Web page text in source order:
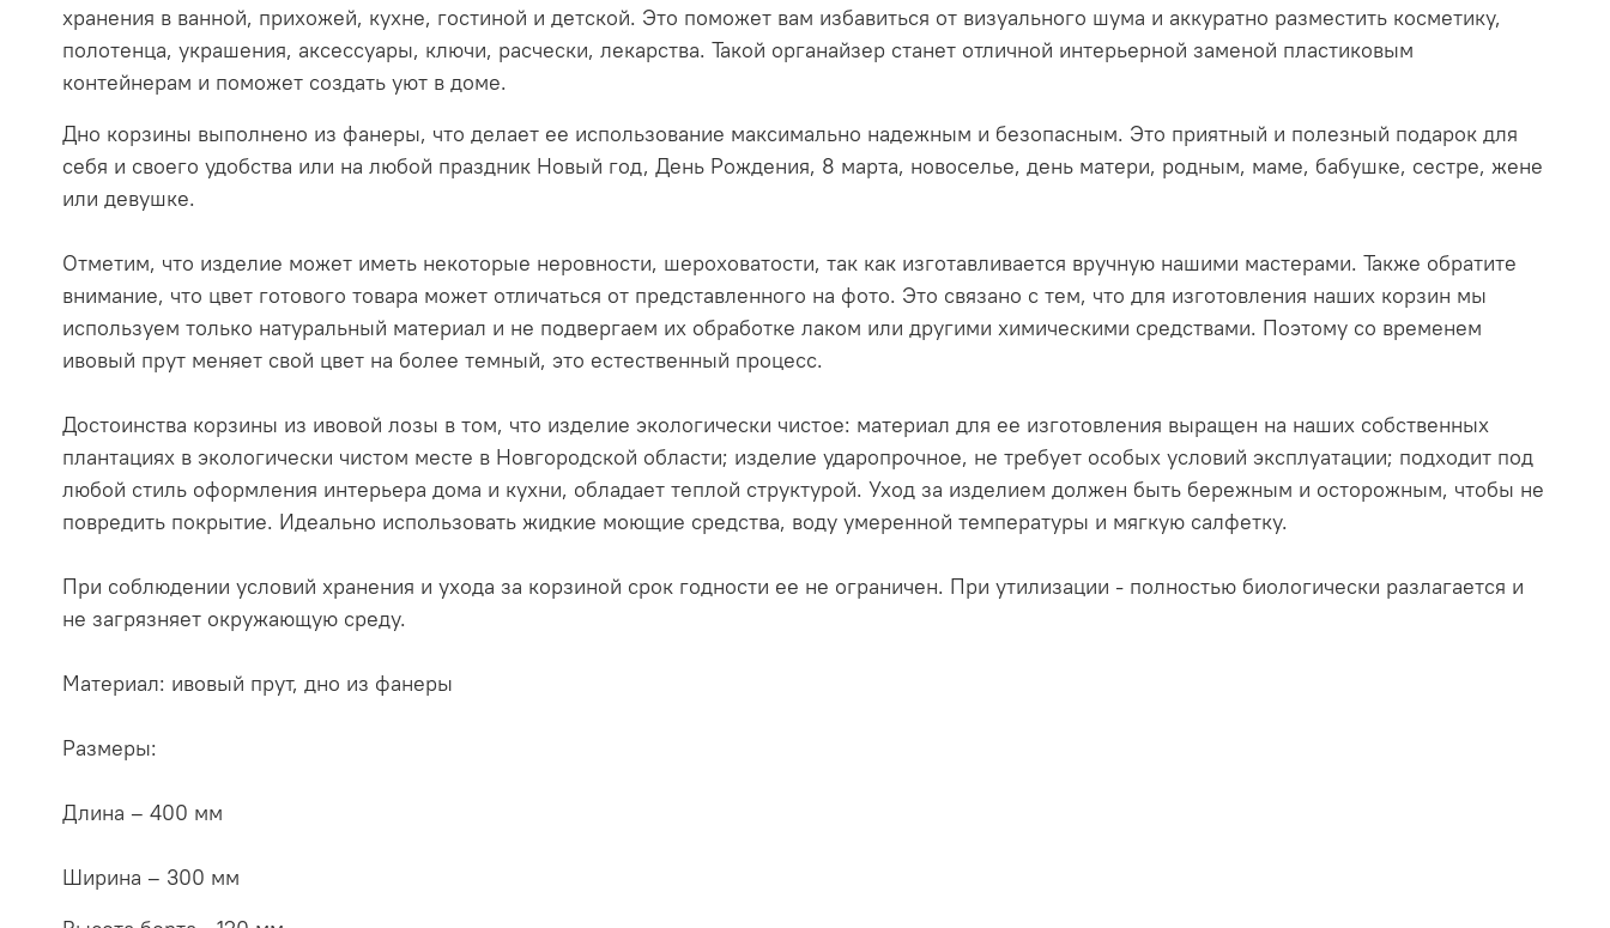
хранения в ванной, прихожей, кухне, гостиной и детской. Это поможет вам избавиться от визуального шума и аккуратно разместить косметику,
полотенца, украшения, аксессуары, ключи, расчески, лекарства. Такой органайзер станет отличной интерьерной заменой пластиковым
контейнерам и поможет создать уют в доме.
Дно корзины выполнено из фанеры, что делает ее использование максимально надежным и безопасным. Это приятный и полезный подарок для
себя и своего удобства или на любой праздник Новый год, День Рождения, 8 марта, новоселье, день матери, родным, маме, бабушке, сестре, жене
или девушке.
Отметим, что изделие может иметь некоторые неровности, шероховатости, так как изготавливается вручную нашими мастерами. Также обратите
внимание, что цвет готового товара может отличаться от представленного на фото. Это связано с тем, что для изготовления наших корзин мы
используем только натуральный материал и не подвергаем их обработке лаком или другими химическими средствами. Поэтому со временем
ивовый прут меняет свой цвет на более темный, это естественный процесс.
Достоинства корзины из ивовой лозы в том, что изделие экологически чистое: материал для ее изготовления выращен на наших собственных
плантациях в экологически чистом месте в Новгородской области; изделие ударопрочное, не требует особых условий эксплуатации; подходит под
любой стиль оформления интерьера дома и кухни, обладает теплой структурой. Уход за изделием должен быть бережным и осторожным, чтобы не
повредить покрытие. Идеально использовать жидкие моющие средства, воду умеренной температуры и мягкую салфетку.
При соблюдении условий хранения и ухода за корзиной срок годности ее не ограничен. При утилизации - полностью биологически разлагается и
не загрязняет окружающую среду.
Материал: ивовый прут, дно из фанеры
Размеры:
Длина – 400 мм
Ширина – 300 мм